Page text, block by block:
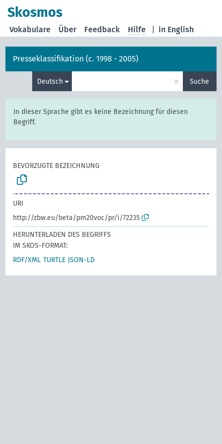
Skosmos
in English
Vokabulare Über Feedback Hilfe
Presseklassifikation (c. 1998 - 2005)
Deutsch × Suche
In dieser Sprache gibt es keine Bezeichnung für diesen
Begriff.
BEVORZUGTE BEZEICHNUNG
URI
http://zbw.eu/beta/pm20voc/pr/i/72235
HERUNTERLADEN DES BEGRIFFS
IM SKOS-FORMAT:
RDF/XML TURTLE JSON-LD